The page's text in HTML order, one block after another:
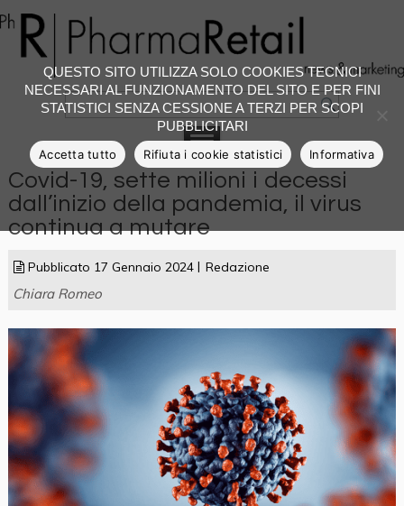
Covid-19, sette milioni i decessi
dall’inizio della pandemia, il virus
continua a mutare
Pubblicato 17 Gennaio 2024 Redazione
Chiara Romeo
QUESTO SITO UTILIZZA SOLO COOKIES TECNICI
NECESSARI AL FUNZIONAMENTO DEL SITO E PER FINI
STATISTICI SENZA CESSIONE A TERZI PER SCOPI
PUBBLICITARI
Accetta tutto Rifiuta i cookie statistici Informativa